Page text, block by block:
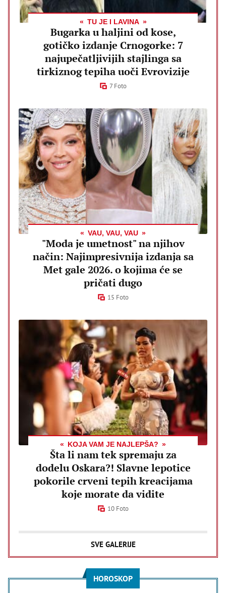
TU JE I LAVINA
Bugarka u haljini od kose,
gotičko izdanje Crnogorke: 7
najupečatljivijih stajlinga sa
tirkiznog tepiha uoči Evrovizije
7 Foto
VAU, VAU, VAU
"Moda je umetnost" na njihov
način: Najimpresivnija izdanja sa
Met gale 2026. o kojima će se
pričati dugo
15 Foto
KOJA VAM JE NAJLEPŠA?
Šta li nam tek spremaju za
dodelu Oskara?! Slavne lepotice
pokorile crveni tepih kreacijama
koje morate da vidite
10 Foto
SVE GALERIJE
HOROSKOP